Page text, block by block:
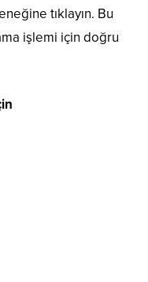
tıklayın. Bu
işlemi için doğru